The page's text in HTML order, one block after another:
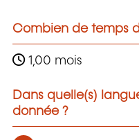
Combien de temps
1,00 mois
Dans quelle(s)
donnée ?